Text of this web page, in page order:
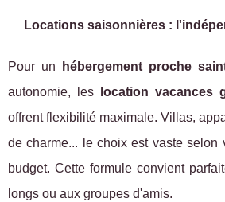
Locations saisonnières :
Pour un hébergement proche
autonomie, les
location vacances
offrent flexibilité maximale. Villas,
de charme... le choix est vaste selon
budget. Cette formule convient
longs ou aux groupes d'amis.